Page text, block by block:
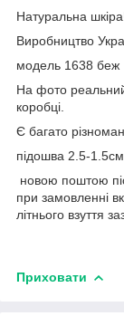
Натуральна
Виробництво
модель 1638 беж
На фото
коробці.
Є багато
підошва 2.5-1.5см
новою поштою
при замовленні
літнього взуття
Приховати